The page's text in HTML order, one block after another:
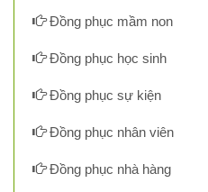
Đồng phục mầm non
Đồng phục học sinh
Đồng phục sự kiện
Đồng phục nhân viên
Đồng phục nhà hàng